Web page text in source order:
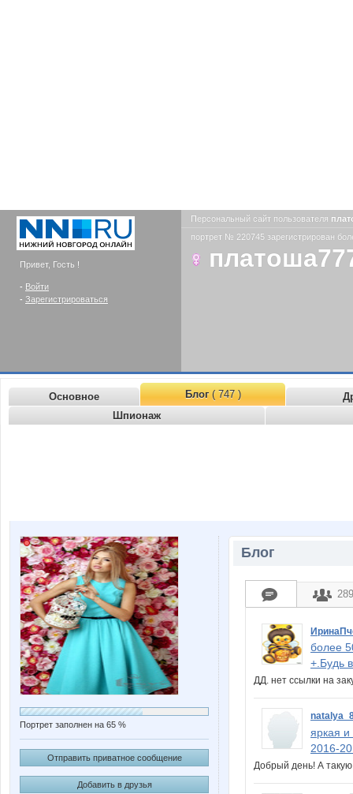
Привет, Гость !
- Войти
- Зарегистрироваться
Персональный сайт пользователя
портрет № 220745 зарегистрирован
Основное Блог( 747 )
Шпионаж
Портрет заполнен на 65 %
Отправить приватное сообщение
Добавить в друзья
Блог
более
+.Будь
ДД. нет ссылки на
яркая
2016-
Добрый день! А